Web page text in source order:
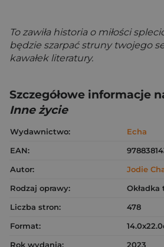
To zawiła historia o miłości
będzie szarpać struny twojego
kawałek literatury.
Szczegółowe informacje
Inne życie
Wydawnictwo:
Echa
EAN:
Autor:
Jodie
Rodzaj oprawy:
Okładka
Liczba stron:
478
Format:
Rok wydania:
2023